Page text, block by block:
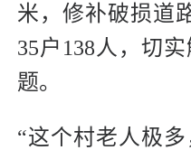
米，修补破损道
35户138人，切
题。
“这个村老人极